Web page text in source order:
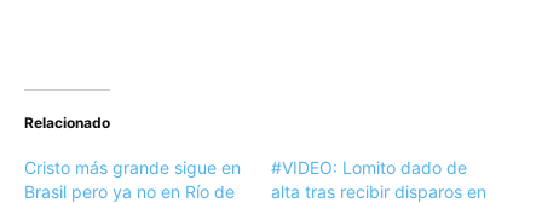
Relacionado
Cristo más grande sigue en
Brasil pero ya no en Río de
#VIDEO: Lomito dado de
alta tras recibir disparos en